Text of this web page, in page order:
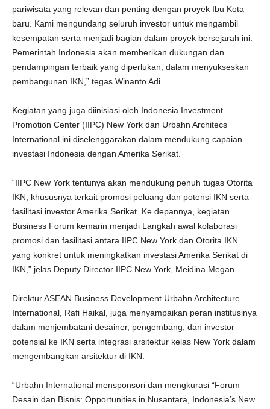
pariwisata yang relevan dan penting dengan proyek Ibu Kota
baru. Kami mengundang seluruh investor untuk mengambil
kesempatan serta menjadi bagian dalam proyek bersejarah ini.
Pemerintah Indonesia akan memberikan dukungan dan
pendampingan terbaik yang diperlukan, dalam menyukseskan
pembangunan IKN,” tegas Winanto Adi.
Kegiatan yang juga diinisiasi oleh Indonesia Investment
Promotion Center (IIPC) New York dan Urbahn Architecs
International ini diselenggarakan dalam mendukung capaian
investasi Indonesia dengan Amerika Serikat.
“IIPC New York tentunya akan mendukung penuh tugas Otorita
IKN, khususnya terkait promosi peluang dan potensi IKN serta
fasilitasi investor Amerika Serikat. Ke depannya, kegiatan
Business Forum kemarin menjadi Langkah awal kolaborasi
promosi dan fasilitasi antara IIPC New York dan Otorita IKN
yang konkret untuk meningkatkan investasi Amerika Serikat di
IKN,” jelas Deputy Director IIPC New York, Meidina Megan.
Direktur ASEAN Business Development Urbahn Architecture
International, Rafi Haikal, juga menyampaikan peran institusinya
dalam menjembatani desainer, pengembang, dan investor
potensial ke IKN serta integrasi arsitektur kelas New York dalam
mengembangkan arsitektur di IKN.
“Urbahn International mensponsori dan mengkurasi “Forum
Desain dan Bisnis: Opportunities in Nusantara, Indonesia’s New